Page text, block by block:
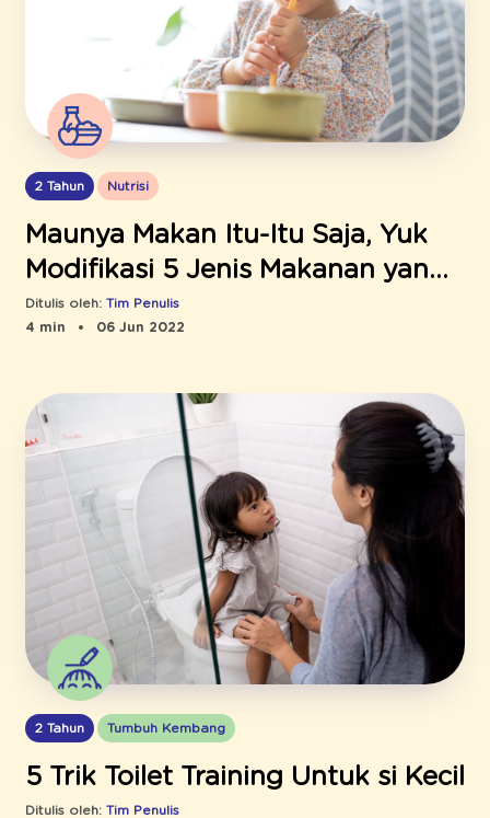
2 Tahun Nutrisi
Maunya Makan Itu-Itu Saja, Yuk
Modifikasi 5 Jenis Makanan yang
Disukai Picky Eater Agar Lebih
Bernutrisi
Ditulis oleh: Tim Penulis
4 min
06 Jun 2022
2 Tahun Tumbuh Kembang
5 Trik Toilet Training Untuk si Kecil
Ditulis oleh: Tim Penulis